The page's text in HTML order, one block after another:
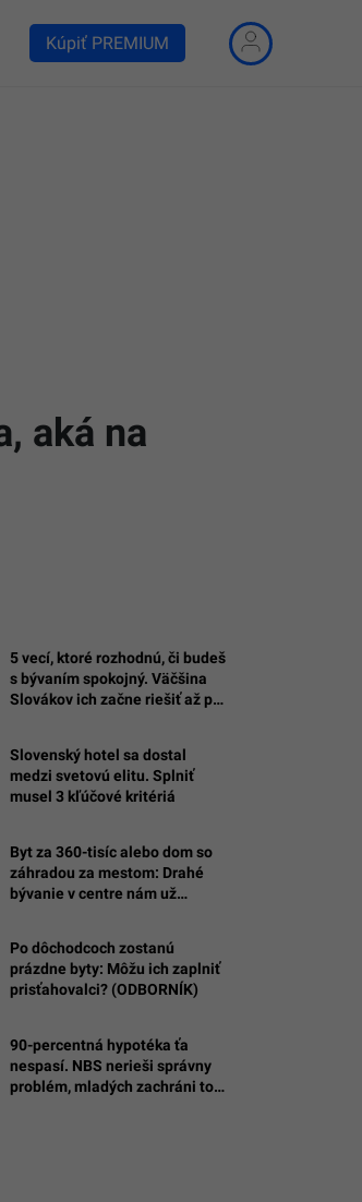
Kúpiť PREMIUM
aká na
5 vecí, ktoré rozhodnú, či budeš
s bývaním spokojný. Väčšina
Slovákov ich začne riešiť až po
Slovenský hotel sa dostal
medzi svetovú elitu. Splniť
musel 3 kľúčové kritériá
Byt za 360-tisíc alebo dom so
záhradou za mestom: Drahé
bývanie v centre nám už
Po dôchodcoch zostanú
prázdne byty: Môžu ich zaplniť
prisťahovalci? (ODBORNÍK)
90-percentná hypotéka ťa
nespasí. NBS nerieši správny
problém, mladých zachráni toto